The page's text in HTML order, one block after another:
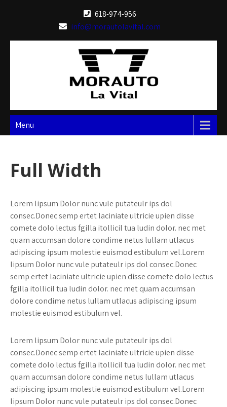
618-974-956
info@morautolavital.com
Menu
Full Width
Lorem lipsum Dolor nunc vule putateulr ips dol
consec.Donec semp ertet laciniate ultricie upien disse
comete dolo lectus fgilla itollicil tua ludin dolor. nec met
quam accumsan dolore condime netus lullam utlacus
adipiscing ipsum molestie euismod estibulum vel.Lorem
lipsum Dolor nunc vule putateulr ips dol consec.Donec
semp ertet laciniate ultricie upien disse comete dolo lectus
fgilla itollicil tua ludin dolor. nec met quam accumsan
dolore condime netus lullam utlacus adipiscing ipsum
molestie euismod estibulum vel.
Lorem lipsum Dolor nunc vule putateulr ips dol
consec.Donec semp ertet laciniate ultricie upien disse
comete dolo lectus fgilla itollicil tua ludin dolor. nec met
quam accumsan dolore condime netus lullam utlacus
adipiscing ipsum molestie euismod estibulum vel.Lorem
lipsum Dolor nunc vule putateulr ips dol consec.Donec